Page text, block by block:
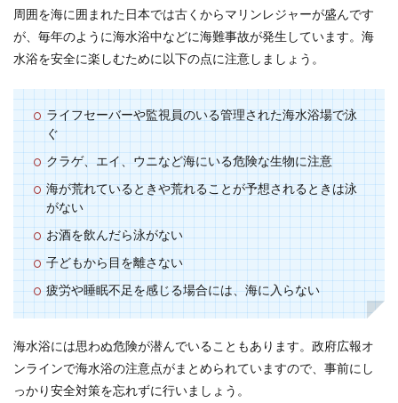
周囲を海に囲まれた日本では古くからマリンレジャーが盛んです
が、毎年のように海水浴中などに海難事故が発生しています。海
水浴を安全に楽しむために以下の点に注意しましょう。
ライフセーバーや監視員のいる管理された海水浴場で泳
ぐ
クラゲ、エイ、ウニなど海にいる危険な生物に注意
海が荒れているときや荒れることが予想されるときは泳
がない
お酒を飲んだら泳がない
子どもから目を離さない
疲労や睡眠不足を感じる場合には、海に入らない
海水浴には思わぬ危険が潜んでいることもあります。政府広報オ
ンラインで海水浴の注意点がまとめられていますので、事前にし
っかり安全対策を忘れずに行いましょう。